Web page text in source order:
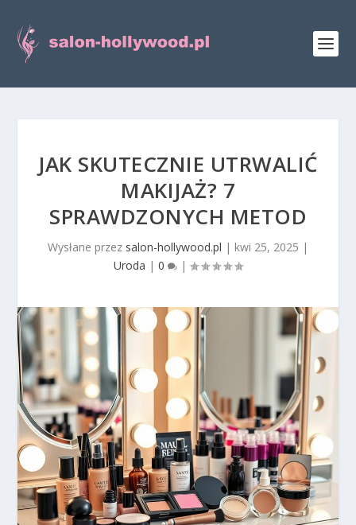
JAK SKUTECZNIE UTRWALIĆ
MAKIJAŻ? 7
SPRAWDZONYCH METOD
Wysłane przez salon-hollywood.pl | kwi 25, 2025 |
Uroda | 0 |